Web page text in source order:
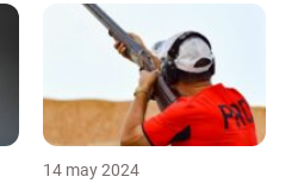
14 may 2024